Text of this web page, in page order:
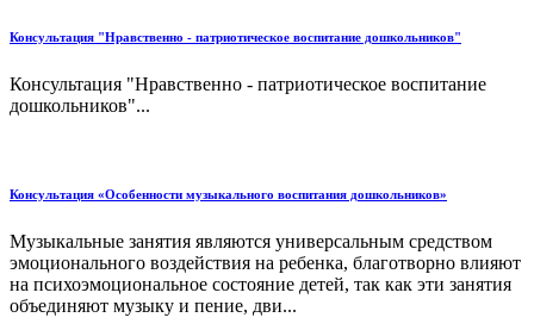
Консультация "Нравственно - патриотическое воспитание дошкольников"
Консультация "Нравственно - патриотическое воспитание
дошкольников"...
Консультация «Особенности музыкального воспитания дошкольников»
Музыкальные занятия являются универсальным средством
эмоционального воздействия на ребенка, благотворно влияют
на психоэмоциональное состояние детей, так как эти занятия
объединяют музыку и пение, дви...